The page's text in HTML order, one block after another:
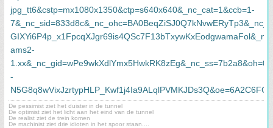
De pessimist ziet het duister in de tunnel
De optimist ziet het licht aan het eind van de tunnel
De realist ziet de trein komen
De machinist ziet drie idioten in het spoor staan....